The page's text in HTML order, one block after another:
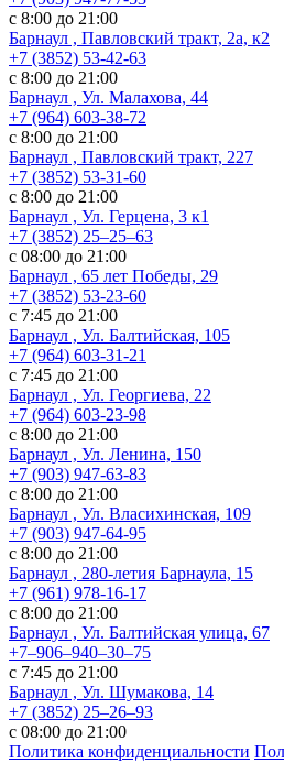
с 8:00 до 21:00
Барнаул , Павловский тракт, 2а, к2
+7 (3852) 53-42-63
с 8:00 до 21:00
Барнаул , Ул. Малахова, 44
+7 (964) 603-38-72
с 8:00 до 21:00
Барнаул , Павловский тракт, 227
+7 (3852) 53-31-60
с 8:00 до 21:00
Барнаул , Ул. ​Герцена, 3 к1
+7 (3852) 25‒25‒63
с 08:00 до 21:00
Барнаул , 65 лет Победы, 29
+7 (3852) 53-23-60
с 7:45 до 21:00
Барнаул , Ул. Балтийская, 105
+7 (964) 603-31-21
с 7:45 до 21:00
Барнаул , Ул. Георгиева, 22
+7 (964) 603-23-98
с 8:00 до 21:00
Барнаул , Ул. Ленина, 150
+7 (903) 947-63-83
с 8:00 до 21:00
Барнаул , Ул. Власихинская, 109
+7 (903) 947-64-95
с 8:00 до 21:00
Барнаул , 280-летия Барнаула, 15
+7 (961) 978-16-17
с 8:00 до 21:00
Барнаул , Ул. ​Балтийская улица, 67
+7‒906‒940‒30‒75
с 7:45 до 21:00
Барнаул , ​Ул. Шумакова, 14
+7 (3852) 25‒26‒93
с 08:00 до 21:00
Политика конфиденциальности